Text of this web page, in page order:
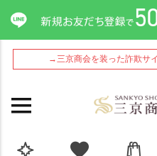
→三京商会を装った詐欺サ